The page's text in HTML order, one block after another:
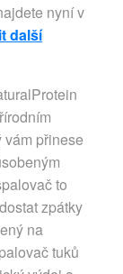
nyní v
další
vám přinese
to
zpátky
na
tuků